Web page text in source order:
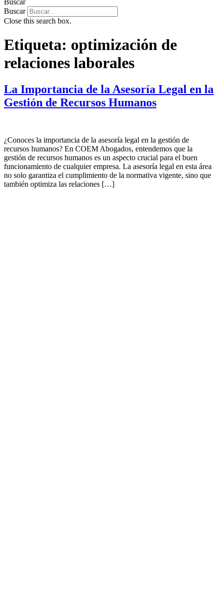
Buscar
Buscar
Close this search box.
Etiqueta: optimización de
relaciones laborales
La Importancia de la Asesoría Legal en la
Gestión de Recursos Humanos
¿Conoces la importancia de la asesoría legal en la gestión de
recursos humanos? En COEM Abogados, entendemos que la
gestión de recursos humanos es un aspecto crucial para el buen
funcionamiento de cualquier empresa. La asesoría legal en esta área
no solo garantiza el cumplimiento de la normativa vigente, sino que
también optimiza las relaciones […]